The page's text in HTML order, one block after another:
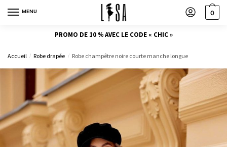
MENU 0
PROMO DE 10 % AVEC LE CODE « CHIC »
Accueil / Robe drapée / Robe champêtre noire courte manche longue